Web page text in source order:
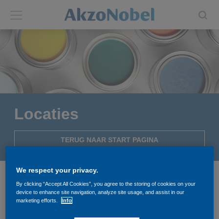
ABOUT US
About us
Annual report
Brands
Our businesses
End-user segments
INVESTORS
Investors
Shares and ADRs
Results center
Events and presentations
Consensus
Locaties
TERUG NAAR START PAGINA
We respect your privacy.
By clicking “Accept All Cookies”, you agree to the storing of cookies on your
device to enhance site navigation, analyze site usage, and assist in our
marketing efforts.
Info